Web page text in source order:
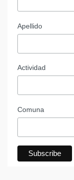
Apellido
Actividad
Comuna